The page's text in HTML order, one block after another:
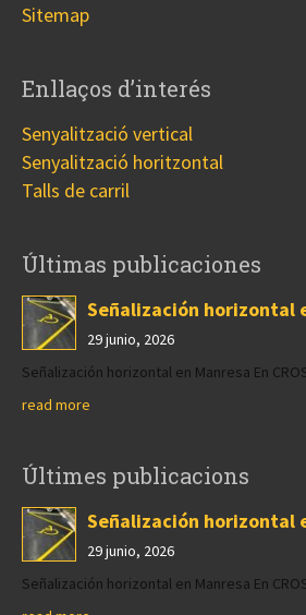
Sitemap
Enllaços d’interés
Senyalització vertical
Senyalització horitzontal
Talls de carril
Últimas publicaciones
Señalización horizontal
29 junio, 2026
Señalización horizontal en Manresa En
read more
Últimes publicacions
Señalización horizontal
29 junio, 2026
Señalización horizontal en Manresa En